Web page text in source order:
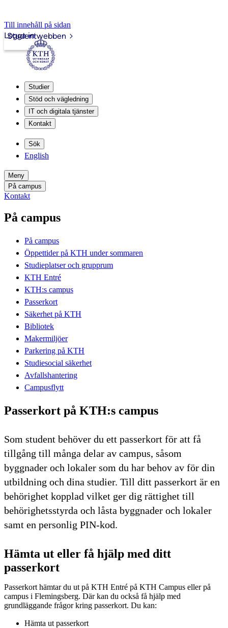
Till innehåll på sidan
Studentwebben
Logga in
Studier
Stöd och vägledning
IT och digitala tjänster
Kontakt
Sök
English
Meny
På campus
Kontakt
På campus
På campus
Öppettider på KTH under sommaren
Studieplatser och grupprum
KTH Entré
KTH:s campus
Passerkort
Säkerhet på KTH
Bibliotek
Makermiljöer
Parkering på KTH
Studiesocial säkerhet
Avfallshantering
Campusflytt
Passerkort på KTH:s campus
Som student behöver du ett passerkort för att få
tillgång till många delar av campus, såsom
byggnader och lokaler som du har behov av för din
utbildning och dina studier. Till ditt passerkort är en
behörighet kopplad vilket ger dig rättighet till
behörighetsstyrda och låsta byggnader och lokaler
samt en personlig PIN-kod.
Hämta ut eller få hjälp med ditt
passerkort
Passerkort hämtar du ut på KTH Entré på KTH Campus eller på
campus i Flemingsberg. Där kan du också få hjälp med
grundläggande frågor kring passerkort. Du kan:
Hämta ut passerkort